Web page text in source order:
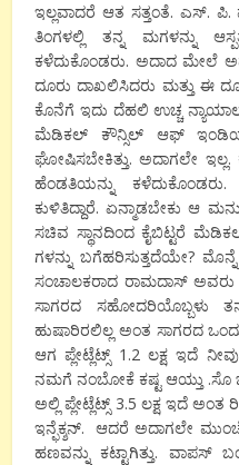
ಇಲ್ಲವಾದರೆ ಆತ ಸತ್ತಂತೆ. ಎಸ್.
ತಿಂಗಳಲ್ಲಿ ತನ್ನ ಮಗಳನ್ನು
ಕಳೆದುಕೊಂಡರು. ಅದಾದ ಮೇಲೆ
ದೂರು ದಾಖಲಿಸಿದರು ಮತ್ತು ಈ
ಕೊನೆಗೆ ಇದು ದೆಹಲಿ ಉಚ್ಚ
ಮೆಡಿಕಲ್ ಕೌನ್ಸಿಲ್ ಆಫ್ ಇಂಡಿಯಾ
ಘೋಷಿಸಬೇಕಿತ್ತು. ಅದಾಗಲೇ
ಹೆಂಡತಿಯನ್ನು
ಕುಳಿತಿದ್ದಾರೆ. ಏನ್ಮಾಡಬೇಕು ಆ
ಸಚಿವ ಸ್ಥಾನದಿಂದ ಕೈಬಿಟ್ಟರೆ
ಗಳನ್ನು ಬಗೆಹರಿಸುತ್ತದೆಯೇ?
ಸಂಚಾಲಕರಾದ ರಾಮದಾಸ್
ಸಾಗರದ ಸಹೋದರಿಯೊಬ್ಬಳು
ಹುಷಾರಿರಲಿಲ್ಲ ಅಂತ ಸಾಗರದ
ಆಗ ಪ್ಲೇಟ್ಲೆಟ್ಸ್ 1.2 ಲಕ್ಷ ಇದೆ
ನಮಗೆ ನಂಬೋಕೆ ಕಷ್ಟ ಆಯ್ತು .ಸೊ
ಅಲ್ಲಿ ಪ್ಲೇಟ್ಲೆಟ್ಸ್ 3.5 ಲಕ್ಷ ಇದೆ
ಇನ್ಫೆಕ್ಶನ್. ಆದರೆ ಅದಾಗಲೇ ಮುಂಚೆ
ಹಣವನ್ನು ಕಟ್ಟಾಗಿತ್ತು. ವಾಪಸ್